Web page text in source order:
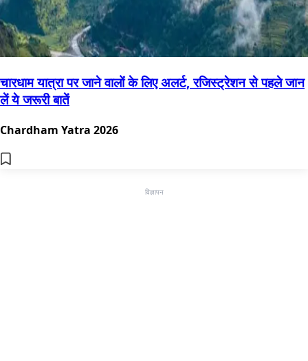
चारधाम यात्रा पर जाने वालों के लिए अलर्ट, रजिस्ट्रेशन से पहले जान
लें ये जरूरी बातें
Chardham Yatra 2026
विज्ञापन